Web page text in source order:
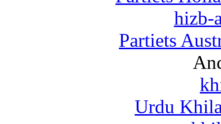
hizb-
Partiets
Urdu